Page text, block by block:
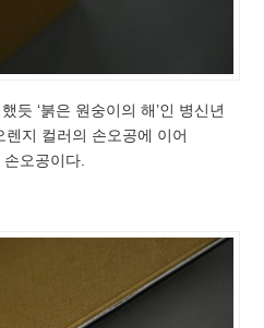
듯 ‘붉은 원숭이의 해’인 병신년
지 컬러의 손오공에 이어
오공이다.